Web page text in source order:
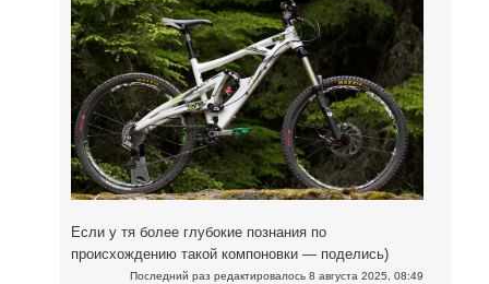
Если у тя более глубокие познания по
происхождению такой компоновки — поделись)
Последний раз редактировалось 8 августа 2025, 08:49